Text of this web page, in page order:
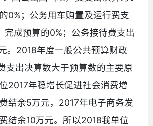
0%；公务用车购置及运行费支
完成预算的0%；公务接待费支出
。2018年度一般公共预算财政
支出决算数大于预算数的主要原
2017年稳增长促进社会消费增
结余5万元，2017年电子商务发
结余10万元。所以2018我单位